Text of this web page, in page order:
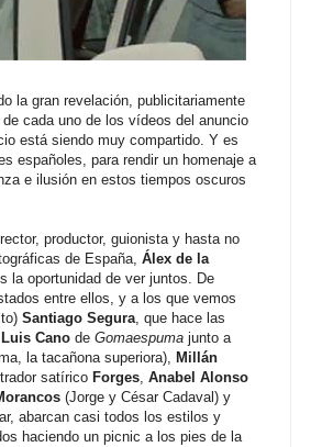
la gran revelación, publicitariamente
cada uno de los vídeos del anuncio
está siendo muy compartido. Y es
españoles, para rendir un homenaje a
e ilusión en estos tiempos oscuros
productor, guionista y hasta no
de España, Álex de la
la oportunidad de ver juntos. De
entre ellos, y a los que vemos
Santiago Segura, que hace las
Cano de Gomaespuma junto a
la tacañona superiora), Millán
satírico Forges, Anabel Alonso
(Jorge y César Cadaval) y
abarcan casi todos los estilos y
haciendo un picnic a los pies de la